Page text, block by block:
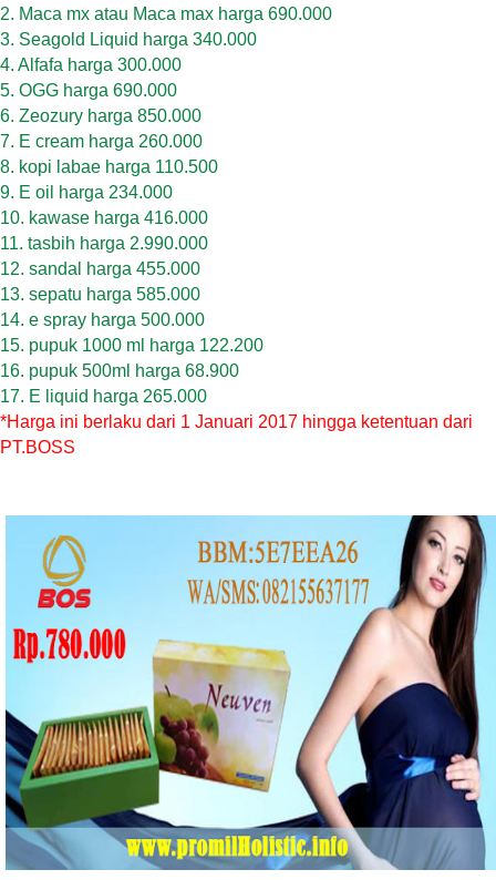
2. Maca mx atau Maca max harga 690.000
3. Seagold Liquid harga 340.000
4. Alfafa harga 300.000
5. OGG harga 690.000
6. Zeozury harga 850.000
7. E cream harga 260.000
8. kopi labae harga 110.500
9. E oil harga 234.000
10. kawase harga 416.000
11. tasbih harga 2.990.000
12. sandal harga 455.000
13. sepatu harga 585.000
14. e spray harga 500.000
15. pupuk 1000 ml harga 122.200
16. pupuk 500ml harga 68.900
17. E liquid harga 265.000
*Harga ini berlaku dari 1 Januari 2017 hingga ketentuan dari
PT.BOSS